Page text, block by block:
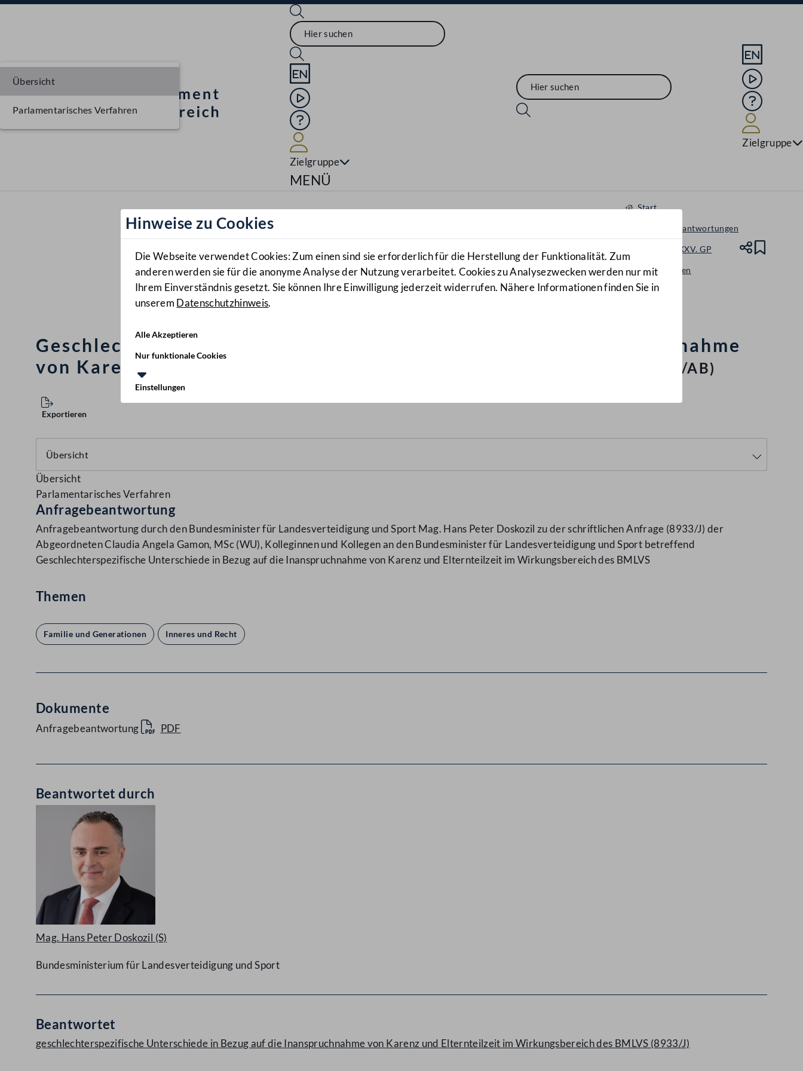
Sprache English
Mediathek
Hilfe
Zielgruppe
Navigationsmenü öffnen
MENÜ
Sprache
Mediathek
Hilfe
Zielgruppe
Hinweise zu Cookies
Die Webseite verwendet Cookies: Zum einen sind sie erforderlich für die Herstellung der Funktionalität. Zum
anderen werden sie für die anonyme Analyse der Nutzung verarbeitet. Cookies zu Analysezwecken werden nur mit
Ihrem Einverständnis gesetzt. Sie können Ihre Einwilligung jederzeit widerrufen. Nähere Informationen finden Sie in
unserem Datenschutzhinweis.
Alle Akzeptieren
Nur funktionale Cookies
Einstellungen
Start
Anfragen & Beantwortungen
Nationalrat - XXV. GP
Beantwortungen
8562/AB
Geschlechterspezifische Unterschiede in Bezug auf die Inanspruchnahme
von Karenz und Elternteilzeit im Wirkungsbereich des BMLVS
(8562/AB)
Exportieren
Übersicht
Parlamentarisches Verfahren
Übersicht
Parlamentarisches Verfahren
Anfragebeantwortung
Anfragebeantwortung durch den Bundesminister für Landesverteidigung und Sport Mag. Hans Peter Doskozil zu der schriftlichen Anfrage (8933/J) der
Abgeordneten Claudia Angela Gamon, MSc (WU), Kolleginnen und Kollegen an den Bundesminister für Landesverteidigung und Sport betreffend
Geschlechterspezifische Unterschiede in Bezug auf die Inanspruchnahme von Karenz und Elternteilzeit im Wirkungsbereich des BMLVS
Themen
Familie und Generationen Inneres und Recht
Dokumente
Anfragebeantwortung PDF
Beantwortet durch
Mag. Hans Peter Doskozil (S)
Bundesministerium für Landesverteidigung und Sport
Beantwortet
geschlechterspezifische Unterschiede in Bezug auf die Inanspruchnahme von Karenz und Elternteilzeit im Wirkungsbereich des BMLVS (8933/J)